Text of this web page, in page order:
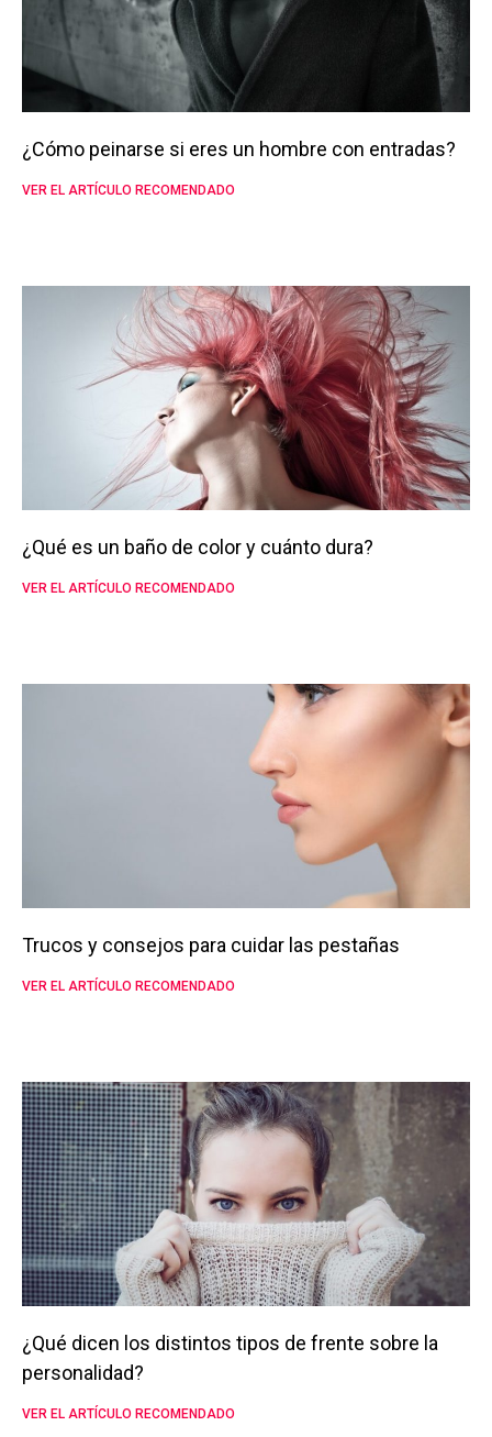
¿Cómo peinarse si eres un hombre con entradas?
VER EL ARTÍCULO RECOMENDADO
¿Qué es un baño de color y cuánto dura?
VER EL ARTÍCULO RECOMENDADO
Trucos y consejos para cuidar las pestañas
VER EL ARTÍCULO RECOMENDADO
¿Qué dicen los distintos tipos de frente sobre la
personalidad?
VER EL ARTÍCULO RECOMENDADO